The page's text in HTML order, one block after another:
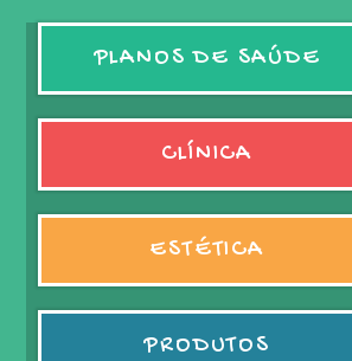
PLANOS DE SAÚDE
CLÍNICA
ESTÉTICA
PRODUTOS